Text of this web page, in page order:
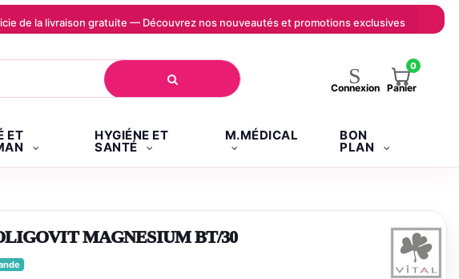
de la livraison gratuite — Découvrez nos nouveautés et promotions exclusives
Connexion
0
Panier
ET HYGIÉNE ET
SANTÉ
M.MÉDICAL BON
PLAN
MAGNESIUM BT/30